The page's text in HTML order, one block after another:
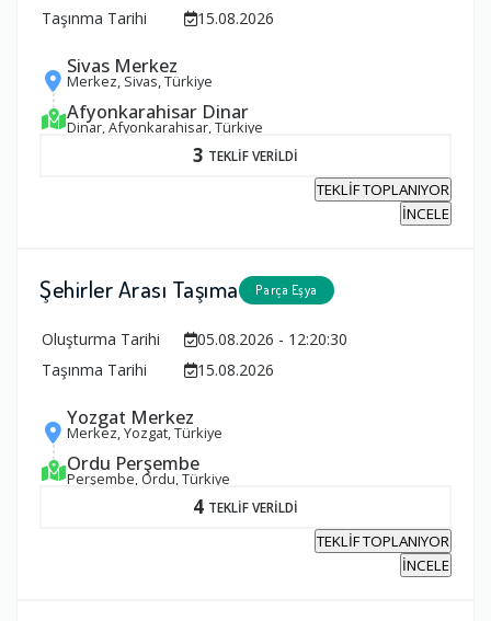
Taşınma Tarihi
15.08.2026
Sivas Merkez
Merkez, Sivas, Türkiye
Afyonkarahisar Dinar
Dinar, Afyonkarahisar, Türkiye
3 TEKLİF VERİLDİ
TEKLİF TOPLANIYOR
İNCELE
Şehirler Arası Taşıma Parça Eşya
Oluşturma Tarihi
05.08.2026 - 12:20:30
Taşınma Tarihi
15.08.2026
Yozgat Merkez
Merkez, Yozgat, Türkiye
Ordu Perşembe
Perşembe, Ordu, Türkiye
4 TEKLİF VERİLDİ
TEKLİF TOPLANIYOR
İNCELE